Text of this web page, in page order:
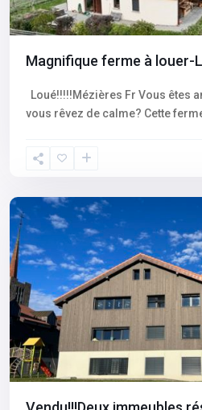
Magnifique ferme à louer-
Loué!!!!!Mézières Fr Vous êtes
vous rêvez de calme? Cette
Fribourg